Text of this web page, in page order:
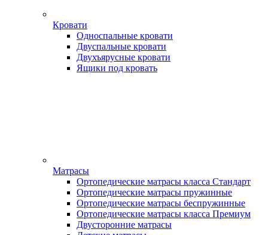
Кровати
Односпальные кровати
Двуспальные кровати
Двухъярусные кровати
Ящики под кровать
Матрасы
Ортопедические матрасы класса Стандарт
Ортопедические матрасы пружинные
Ортопедические матрасы беспружинные
Ортопедические матрасы класса Премиум
Двусторонние матрасы